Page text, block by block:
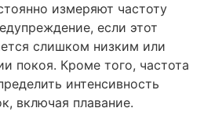
измеряют частоту
если этот
слишком низким или
покоя. Кроме того, частота
интенсивность
включая плавание.